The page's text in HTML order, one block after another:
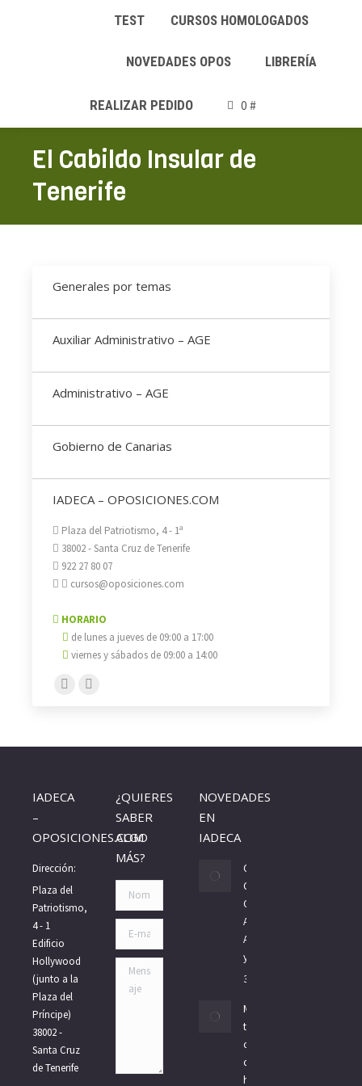
TEST CURSOS HOMOLOGADOS
NOVEDADES OPOS LIBRERÍA
REALIZAR PEDIDO 0 #
El Cabildo Insular de
Tenerife
Generales por temas
Auxiliar Administrativo – AGE
Administrativo – AGE
Gobierno de Canarias
IADECA – OPOSICIONES.COM
Plaza del Patriotismo, 4 - 1ª
38002 - Santa Cruz de Tenerife
922 27 80 07
cursos@oposiciones.com
HORARIO
de lunes a jueves de 09:00 a 17:00
viernes y sábados de 09:00 a 14:00
Encuéntranos en:
window window
IADECA
–
OPOSICIONES.COM
Dirección:
Plaza del
Patriotismo,
4 - 1
Edificio
Hollywood
(junto a la
Plaza del
Príncipe)
38002 -
Santa Cruz
de Tenerife
¿QUIERES
SABER
ALGO
MÁS?
Nombre *
E-mail *
Mensaje
NOVEDADES
EN
IADECA
Oposiciones
Gobierno de
Canarias 2026:
Auxiliar,
Administrativo
y Subalterno
30/07/2026
Méritos para
tus
oposiciones:
cursos
homologados